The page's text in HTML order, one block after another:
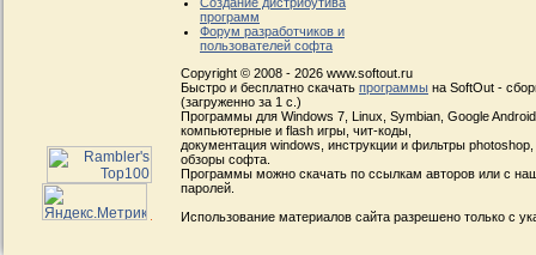
программ
Форум разработчиков и
пользователей софта
Copyright © 2008 - 2026 www.softout.ru
Быстро и бесплатно скачать программы на SoftOut -
(загруженно за 1 с.)
Программы для Windows 7, Linux, Symbian, Google
компьютерные и flash игры, чит-коды,
документация windows, инструкции и фильтры
обзоры софта.
Программы можно скачать по ссылкам авторов или с
паролей.
Использование материалов сайта разрешено только с